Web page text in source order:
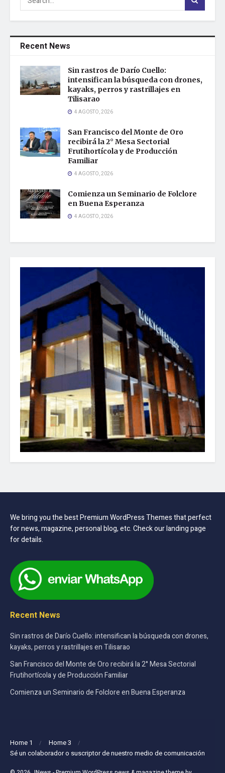
Recent News
Sin rastros de Darío Cuello:
intensifican la búsqueda con drones,
kayaks, perros y rastrillajes en
Tilisarao
4 AGOSTO, 2026
San Francisco del Monte de Oro
recibirá la 2° Mesa Sectorial
Frutihortícola y de Producción
Familiar
4 AGOSTO, 2026
Comienza un Seminario de Folclore
en Buena Esperanza
4 AGOSTO, 2026
We bring you the best Premium WordPress Themes that perfect
for news, magazine, personal blog, etc. Check our landing page
for details.
Recent News
Sin rastros de Darío Cuello: intensifican la búsqueda con drones,
kayaks, perros y rastrillajes en Tilisarao
San Francisco del Monte de Oro recibirá la 2° Mesa Sectorial
Frutihortícola y de Producción Familiar
Comienza un Seminario de Folclore en Buena Esperanza
Home 1
Home 3
Sé un colaborador o suscriptor de nuestro medio de comunicación